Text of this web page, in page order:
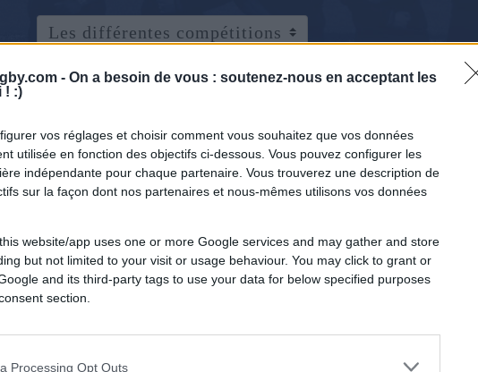
- On a besoin de vous : soutenez-nous en acceptant les
! :)
vos réglages et choisir comment vous souhaitez que vos données
utilisée en fonction des objectifs ci-dessous. Vous pouvez configurer les
indépendante pour chaque partenaire. Vous trouverez une description de
sur la façon dont nos partenaires et nous-mêmes utilisons vos données
website/app uses one or more Google services and may gather and store
but not limited to your visit or usage behaviour. You may click to grant or
and its third-party tags to use your data for below specified purposes
section.
Processing Opt Outs